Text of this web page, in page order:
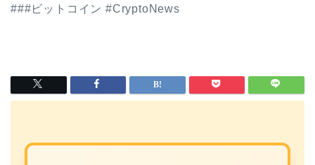
###ビットコイン #CryptoNews